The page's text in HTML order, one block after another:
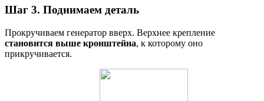
Шаг 3. Поднимаем деталь
Прокручиваем генератор вверх. Верхнее крепление
становится выше кронштейна, к которому оно
прикручивается.